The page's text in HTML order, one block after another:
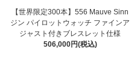
【世界限定300本】556 Mauve Sinn
ジン パイロットウォッチ ファインア
ジャスト付きブレスレット仕様
506,000円(税込)